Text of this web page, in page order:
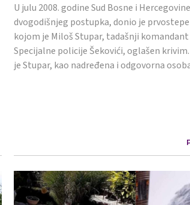
U julu 2008. godine Sud Bosne i
dvogodišnjeg postupka, donio je
kojom je Miloš Stupar, tadašnji
Specijalne policije Šekovići, oglašen
je Stupar, kao nadređena i odgovorna